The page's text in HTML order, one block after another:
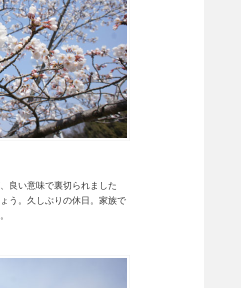
良い意味で裏切られました
う。久しぶりの休日。家族で